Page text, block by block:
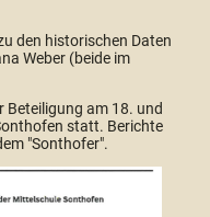
den historischen Daten
Weber (beide im
Beteiligung am 18. und
statt. Berichte
"Sonthofer".